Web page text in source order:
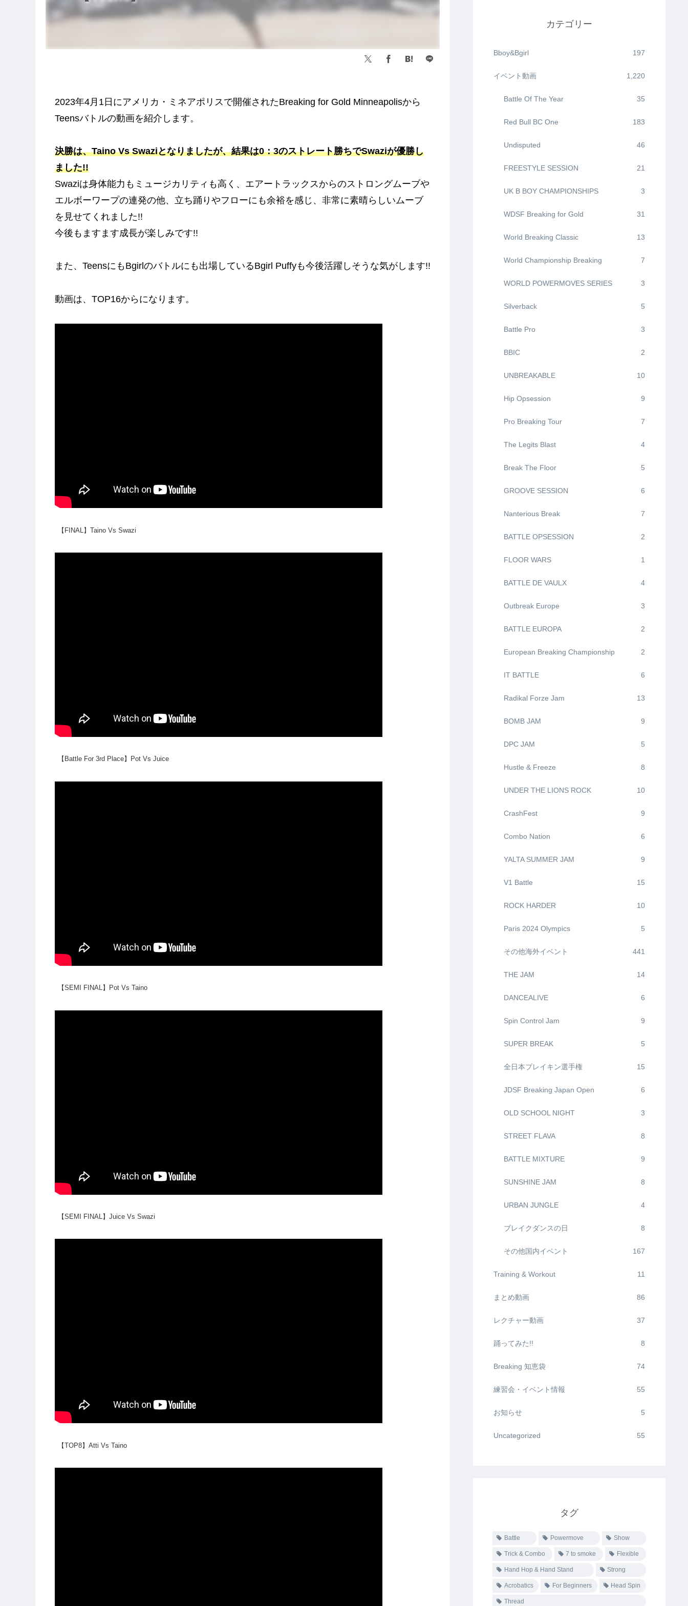
2023年4月1日にアメリカ・ミネアポリスで開催されたBreaking for Gold Minneapolisから
Teensバトルの動画を紹介します。
決勝は、Taino Vs Swaziとなりましたが、結果は0：3のストレート勝ちでSwaziが優勝し
ました!!
Swaziは身体能力もミュージカリティも高く、エアートラックスからのストロングムーブや
エルボーワープの連発の他、立ち踊りやフローにも余裕を感じ、非常に素晴らしいムーブ
を見せてくれました!!
今後もますます成長が楽しみです!!
また、TeensにもBgirlのバトルにも出場しているBgirl Puffyも今後活躍しそうな気がします!!
動画は、TOP16からになります。
【FINAL】Taino Vs Swazi
【Battle For 3rd Place】Pot Vs Juice
【SEMI FINAL】Pot Vs Taino
【SEMI FINAL】Juice Vs Swazi
【TOP8】Atti Vs Taino
カテゴリー
Bboy&Bgirl 197
イベント動画 1,220
Battle Of The Year 35
Red Bull BC One 183
Undisputed 46
FREESTYLE SESSION 21
UK B BOY CHAMPIONSHIPS 3
WDSF Breaking for Gold 31
World Breaking Classic 13
World Championship Breaking 7
WORLD POWERMOVES SERIES 3
Silverback 5
Battle Pro 3
BBIC 2
UNBREAKABLE 10
Hip Opsession 9
Pro Breaking Tour 7
The Legits Blast 4
Break The Floor 5
GROOVE SESSION 6
Nanterious Break 7
BATTLE OPSESSION 2
FLOOR WARS 1
BATTLE DE VAULX 4
Outbreak Europe 3
BATTLE EUROPA 2
European Breaking Championship 2
IT BATTLE 6
Radikal Forze Jam 13
BOMB JAM 9
DPC JAM 5
Hustle & Freeze 8
UNDER THE LIONS ROCK 10
CrashFest 9
Combo Nation 6
YALTA SUMMER JAM 9
V1 Battle 15
ROCK HARDER 10
Paris 2024 Olympics 5
その他海外イベント 441
THE JAM 14
DANCEALIVE 6
Spin Control Jam 9
SUPER BREAK 5
全日本ブレイキン選手権 15
JDSF Breaking Japan Open 6
OLD SCHOOL NIGHT 3
STREET FLAVA 8
BATTLE MIXTURE 9
SUNSHINE JAM 8
URBAN JUNGLE 4
ブレイクダンスの日 8
その他国内イベント 167
Training & Workout 11
まとめ動画 86
レクチャー動画 37
踊ってみた!! 8
Breaking 知恵袋 74
練習会・イベント情報 55
お知らせ 5
Uncategorized 55
タグ
Battle Powermove Show
Trick & Combo 7 to smoke Flexible
Hand Hop & Hand Stand Strong
Acrobatics For Beginners Head Spin
Thread